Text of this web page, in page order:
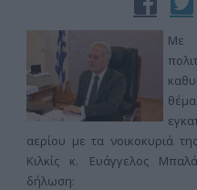
Με
αερίου με τα νοικοκυριά
Κιλκίς κ. Ευάγγελος
δήλωση: